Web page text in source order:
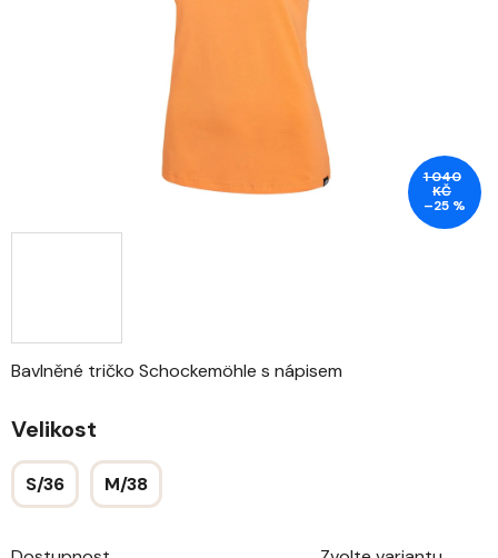
Bavlněné tričko Schockemöhle s nápisem
Velikost
S/36 M/38
1 040
KČ
–25 %